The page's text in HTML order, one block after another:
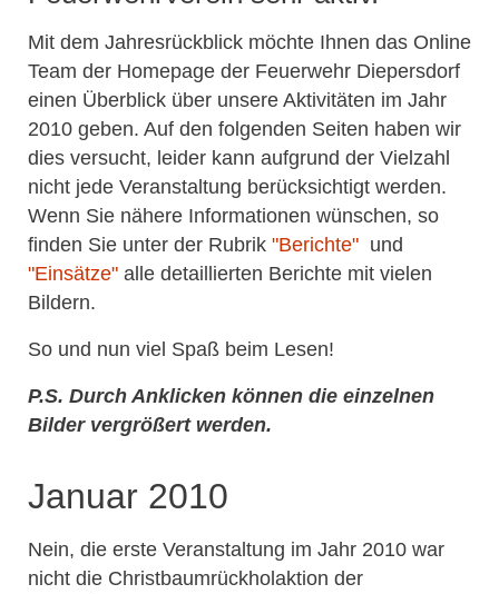
Mit dem Jahresrückblick möchte Ihnen das Online
Team der Homepage der Feuerwehr Diepersdorf
einen Überblick über unsere Aktivitäten im Jahr
2010 geben. Auf den folgenden Seiten haben wir
dies versucht, leider kann aufgrund der Vielzahl
nicht jede Veranstaltung berücksichtigt werden.
Wenn Sie nähere Informationen wünschen, so
finden Sie unter der Rubrik "Berichte" und
"Einsätze" alle detaillierten Berichte mit vielen
Bildern.
So und nun viel Spaß beim Lesen!
P.S. Durch Anklicken können die einzelnen
Bilder vergrößert werden.
Januar 2010
Nein, die erste Veranstaltung im Jahr 2010 war
nicht die Christbaumrückholaktion der